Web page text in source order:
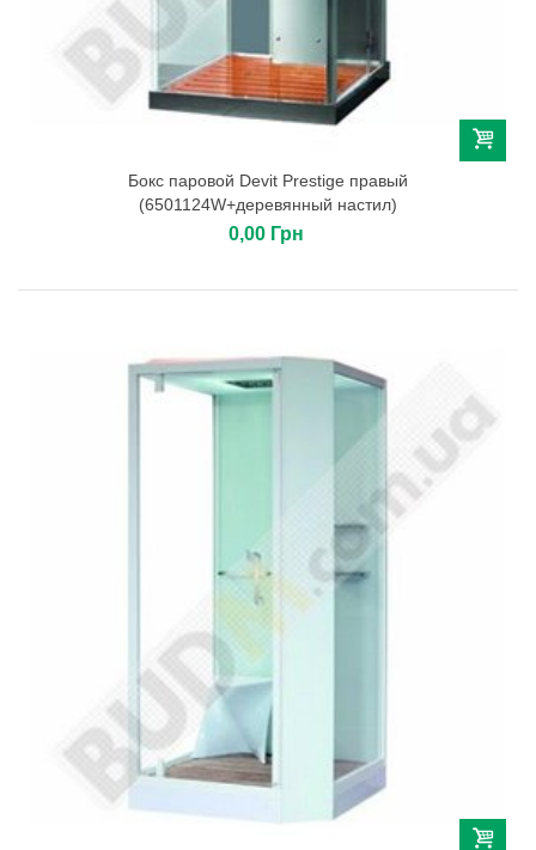
Бокс паровой Devit Prestige правый
(6501124W+деревянный настил)
0,00 Грн